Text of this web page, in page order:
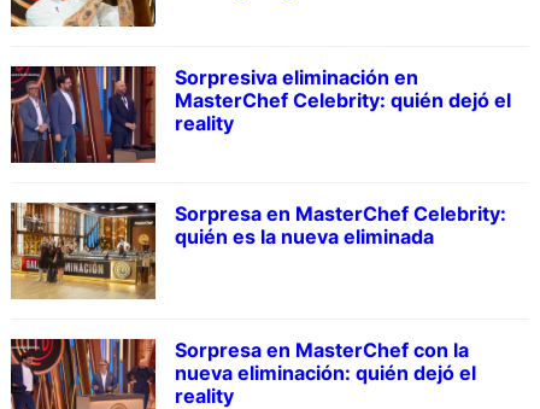
Sorpresiva eliminación en
MasterChef Celebrity: quién dejó el
reality
Sorpresa en MasterChef Celebrity:
quién es la nueva eliminada
Sorpresa en MasterChef con la
nueva eliminación: quién dejó el
reality